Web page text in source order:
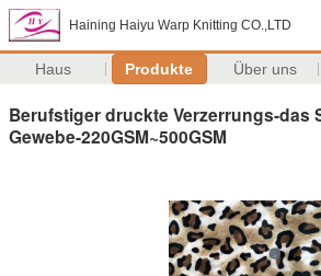
Haining Haiyu Warp Knitting CO.,LTD
Haus Produkte Über uns
Berufstiger druckte Verzerrungs-das
Gewebe-220GSM~500GSM